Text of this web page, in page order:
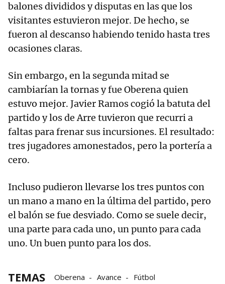
balones divididos y disputas en las que los
visitantes estuvieron mejor. De hecho, se
fueron al descanso habiendo tenido hasta tres
ocasiones claras.
Sin embargo, en la segunda mitad se
cambiarían la tornas y fue Oberena quien
estuvo mejor. Javier Ramos cogió la batuta del
partido y los de Arre tuvieron que recurri a
faltas para frenar sus incursiones. El resultado:
tres jugadores amonestados, pero la portería a
cero.
Incluso pudieron llevarse los tres puntos con
un mano a mano en la última del partido, pero
el balón se fue desviado. Como se suele decir,
una parte para cada uno, un punto para cada
uno. Un buen punto para los dos.
TEMAS Oberena Avance Fútbol